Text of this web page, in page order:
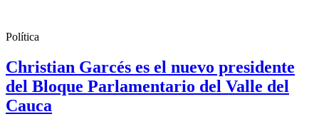
Política
Christian Garcés es el nuevo presidente
del Bloque Parlamentario del Valle del
Cauca